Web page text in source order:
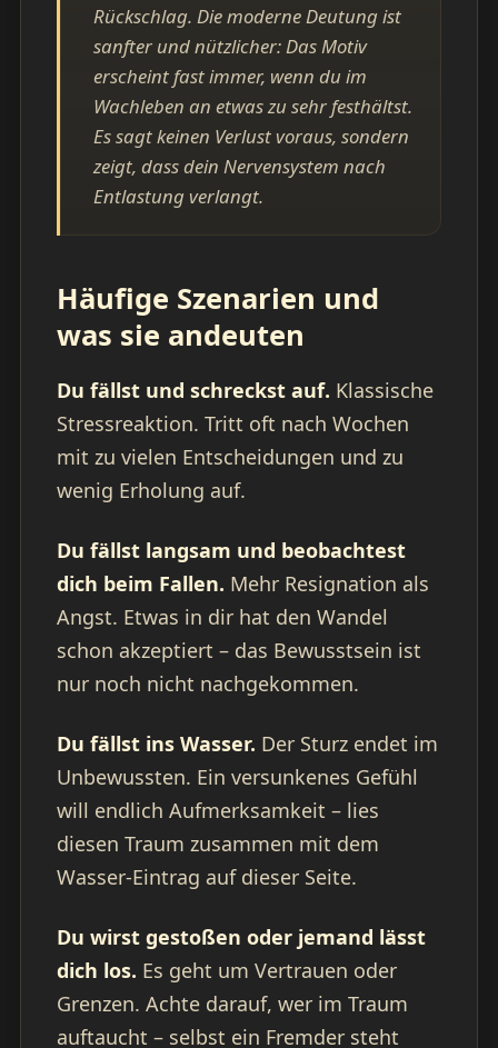
Rückschlag. Die moderne Deutung ist
sanfter und nützlicher: Das Motiv
erscheint fast immer, wenn du im
Wachleben an etwas zu sehr festhältst.
Es sagt keinen Verlust voraus, sondern
zeigt, dass dein Nervensystem nach
Entlastung verlangt.
Häufige Szenarien und
was sie andeuten
Du fällst und schreckst auf. Klassische
Stressreaktion. Tritt oft nach Wochen
mit zu vielen Entscheidungen und zu
wenig Erholung auf.
Du fällst langsam und beobachtest
dich beim Fallen. Mehr Resignation als
Angst. Etwas in dir hat den Wandel
schon akzeptiert – das Bewusstsein ist
nur noch nicht nachgekommen.
Du fällst ins Wasser. Der Sturz endet im
Unbewussten. Ein versunkenes Gefühl
will endlich Aufmerksamkeit – lies
diesen Traum zusammen mit dem
Wasser-Eintrag auf dieser Seite.
Du wirst gestoßen oder jemand lässt
dich los. Es geht um Vertrauen oder
Grenzen. Achte darauf, wer im Traum
auftaucht – selbst ein Fremder steht